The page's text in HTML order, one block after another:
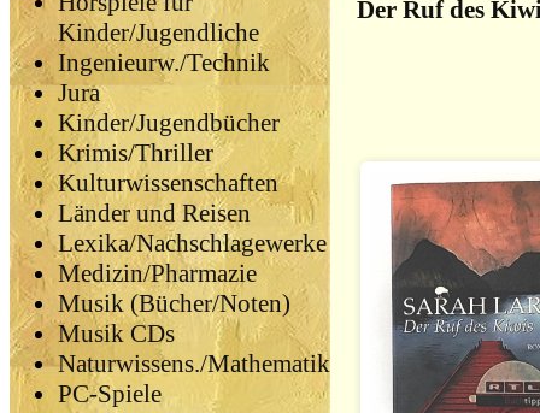
Kinder/Jugendliche
Ingenieurw./Technik
Jura
Kinder/Jugendbücher
Krimis/Thriller
Kulturwissenschaften
Länder und Reisen
Lexika/Nachschlagewerke
Medizin/Pharmazie
Musik (Bücher/Noten)
Musik CDs
Naturwissens./Mathematik
PC-Spiele
Der Ruf des